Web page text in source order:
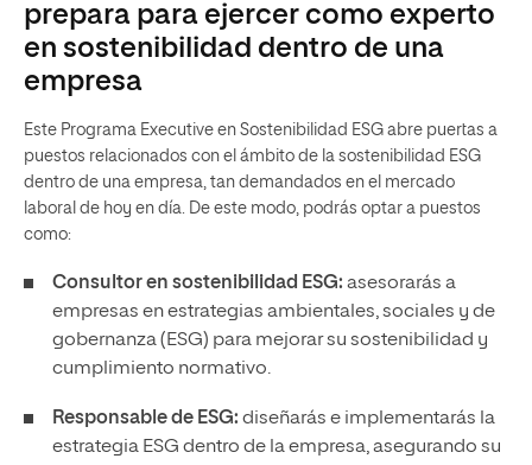
prepara para ejercer como experto
en sostenibilidad dentro de una
empresa
Este Programa Executive en Sostenibilidad ESG abre puertas a
puestos relacionados con el ámbito de la sostenibilidad ESG
dentro de una empresa, tan demandados en el mercado
laboral de hoy en día. De este modo, podrás optar a puestos
como:
Consultor en sostenibilidad ESG: asesorarás a
empresas en estrategias ambientales, sociales y de
gobernanza (ESG) para mejorar su sostenibilidad y
cumplimiento normativo.
Responsable de ESG: diseñarás e implementarás la
estrategia ESG dentro de la empresa, asegurando su